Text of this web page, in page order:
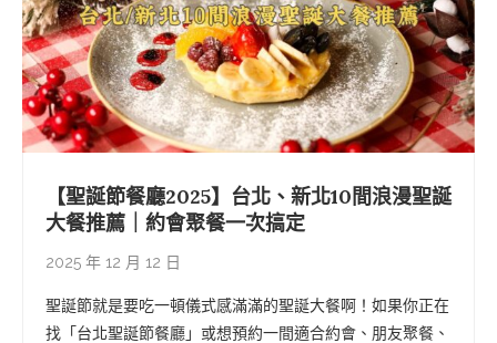
【聖誕節餐廳2025】台北、新北10間浪漫聖誕
大餐推薦｜約會聚餐一次搞定
2025 年 12 月 12 日
聖誕節就是要吃一頓儀式感滿滿的聖誕大餐啊！如果你正在
找「台北聖誕節餐廳」或想預約一間適合約會、朋友聚餐、